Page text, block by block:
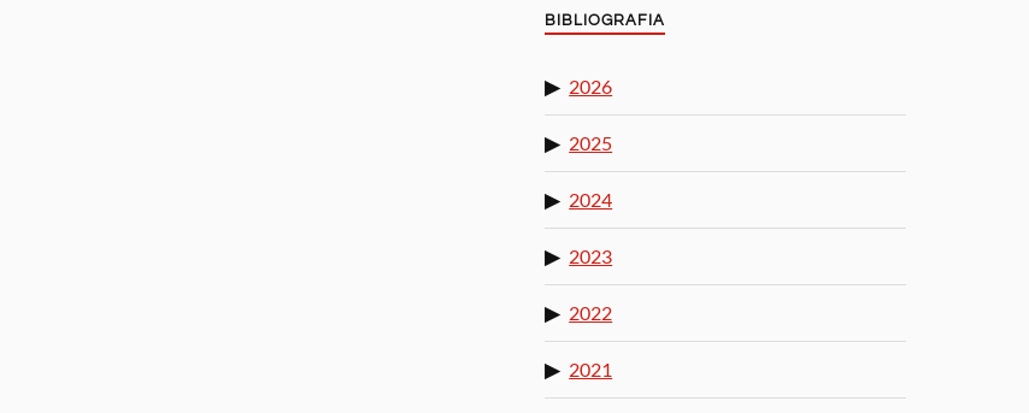
BIBLIOGRAFIA
2026
2025
2024
2023
2022
2021